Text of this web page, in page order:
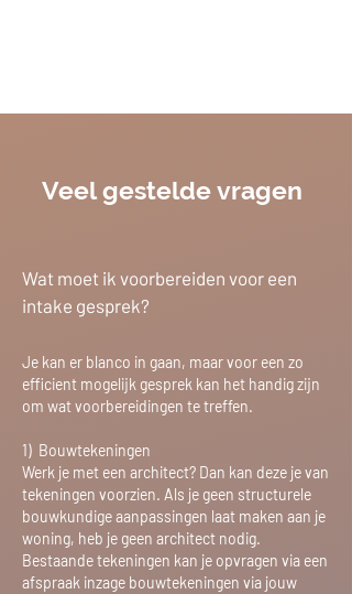
Veel gestelde vragen
Wat moet ik voorbereiden voor een
intake gesprek?
Je kan er blanco in gaan, maar voor een zo
efficient mogelijk gesprek kan het handig zijn
om wat voorbereidingen te treffen.
1) Bouwtekeningen
Werk je met een architect? Dan kan deze je van
tekeningen voorzien. Als je geen structurele
bouwkundige aanpassingen laat maken aan je
woning, heb je geen architect nodig.
Bestaande tekeningen kan je opvragen via een
afspraak inzage bouwtekeningen via jouw